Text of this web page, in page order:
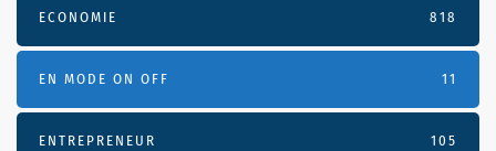
ECONOMIE 818
EN MODE ON OFF 11
ENTREPRENEUR 105